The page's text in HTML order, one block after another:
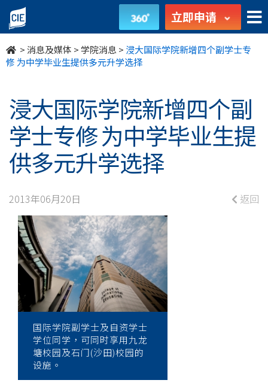
浸
大
国
学
院
新
增
四
个
副
学
士
立即申请
>消息及媒体 >学院消息 > 浸大国际学院新增四个副学士专
修 为中学毕业生提供多元升学选择
浸大国际学院新增四个副
学士专修 为中学毕业生提
供多元升学选择
2013年06月20日 返回
国际学院副学士及自资学士
学位同学，可同时享用九龙
塘校园及石门(沙田)校园的
设施。